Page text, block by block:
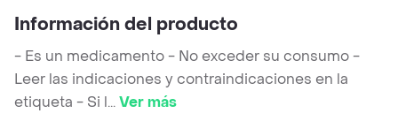
Información del producto
- Es un medicamento - No exceder su consumo -
Leer las indicaciones y contraindicaciones en la
etiqueta - Si l...Ver más